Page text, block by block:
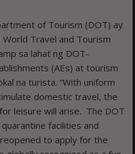
of Tourism (DOT) ay
World Travel and Tourism
sa lahat ng DOT-
(AEs) at tourism
na turista. “With uniform
domestic travel, the
leisure will arise. The DOT
facilities and
to apply for the